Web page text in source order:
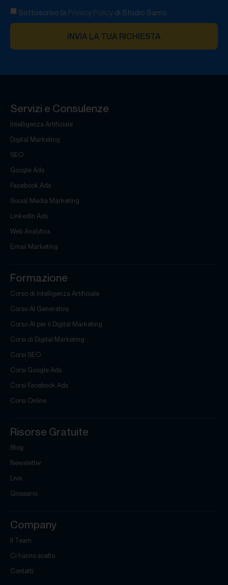
Sottoscrivo la Privacy Policy di Studio Samo.
INVIA LA TUA RICHIESTA
Servizi e Consulenze
Intelligenza Artificiale
Digital Marketing
SEO
Google Ads
Facebook Ads
Social Media Marketing
LinkedIn Ads
Web Analytics
Email Marketing
Formazione
Corso di Intelligenza Artificiale
Corso AI Generativa
Corso AI per il Digital Marketing
Corsi di Digital Marketing
Corsi SEO
Corsi Google Ads
Corsi Facebook Ads
Corsi Online
Risorse Gratuite
Blog
Newsletter
Live
Glossario
Company
Il Team
Ci hanno scelto
Contatti